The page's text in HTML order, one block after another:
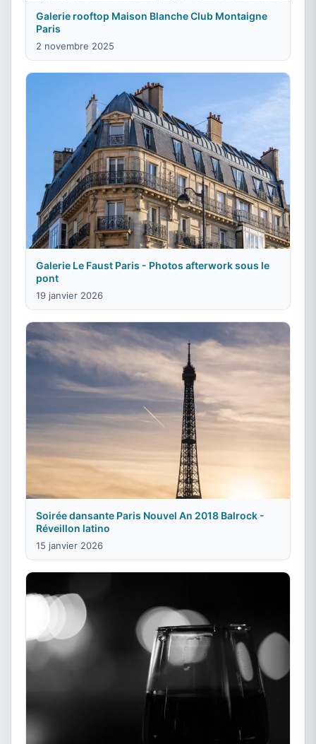
Galerie rooftop Maison Blanche Club Montaigne
Paris
2 novembre 2025
Galerie Le Faust Paris - Photos afterwork sous le
pont
19 janvier 2026
Soirée dansante Paris Nouvel An 2018 Balrock -
Réveillon latino
15 janvier 2026